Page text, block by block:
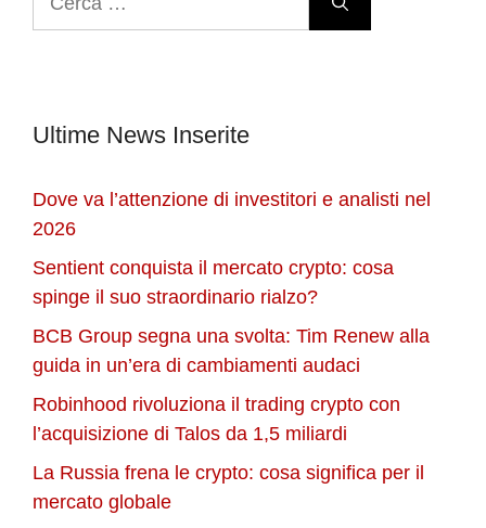
Ultime News Inserite
Dove va l’attenzione di investitori e analisti nel
2026
Sentient conquista il mercato crypto: cosa
spinge il suo straordinario rialzo?
BCB Group segna una svolta: Tim Renew alla
guida in un’era di cambiamenti audaci
Robinhood rivoluziona il trading crypto con
l’acquisizione di Talos da 1,5 miliardi
La Russia frena le crypto: cosa significa per il
mercato globale